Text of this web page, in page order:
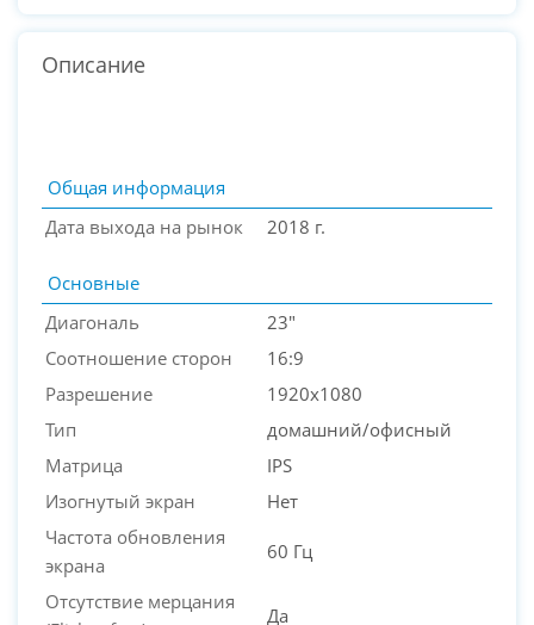
Описание
Общая информация
Дата выхода на рынок
2018 г.
Основные
Диагональ
23"
Соотношение сторон
16:9
Разрешение
1920x1080
Тип
домашний/офисный
Матрица
IPS
Изогнутый экран
Нет
Частота обновления
экрана
60 Гц
Отсутствие мерцания
Да